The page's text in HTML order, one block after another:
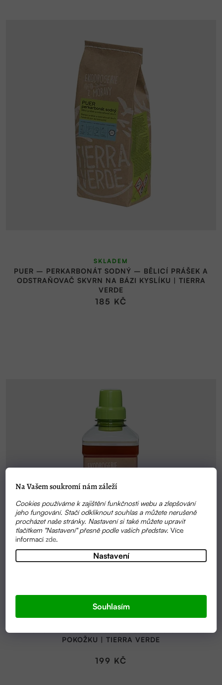
Na Vašem soukromí nám záleží
Cookies používáme k zajištění funkčnosti webu a zlepšování
jeho fungování. Stačí odkliknout souhlas a můžete nerušeně
procházet naše stránky. Nastavení si také můžete upravit
tlačítkem "Nastavení" přesně podle vašich představ.Více
informacízde.
Nastavení
Souhlasím
PUER – PERKARBONÁT SODNÝ – BĚLICÍ PRÁŠEK A
ODSTRAŇOVAČ SKVRN NA BÁZI KYSLÍKU | TIERRA
VERDE
SKLADEM
185 KČ
POKOŽKU | TIERRA VERDE
SKLADEM
199 KČ